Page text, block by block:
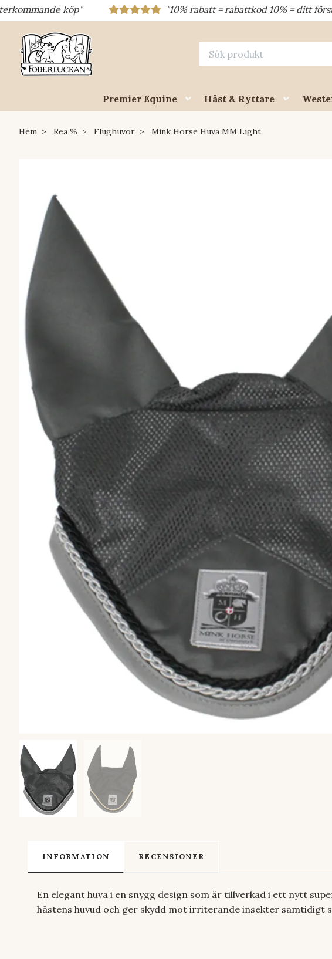
köp" "10% rabatt = rabattkod 10% = ditt första köp
Premier Equine Häst & Ryttare
Hem Rea % Flughuvor Mink Horse Huva MM Light
INFORMATION RECENSIONER
En elegant huva i en snygg design som är tillverkad i ett nytt
hästens huvud och ger skydd mot irriterande insekter samtidigt